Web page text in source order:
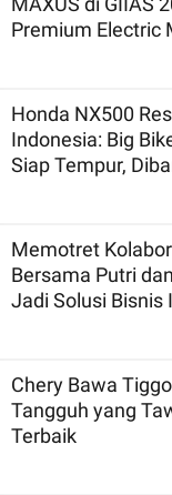
Premium Electric
Honda NX500
Indonesia: Big
Siap Tempur,
Memotret
Bersama Putri
Jadi Solusi Bisnis
Chery Bawa
Tangguh yang
Terbaik